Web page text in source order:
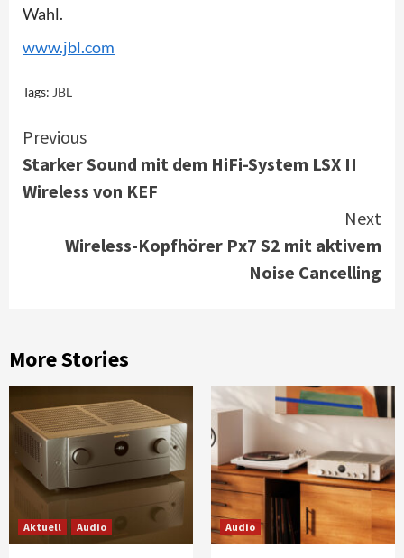
Wahl.
www.jbl.com
Tags: JBL
Continue
Reading
Previous
Starker Sound mit dem HiFi-System LSX II
Wireless von KEF
Next
Wireless-Kopfhörer Px7 S2 mit aktivem
Noise Cancelling
More Stories
Aktuell Audio Audio